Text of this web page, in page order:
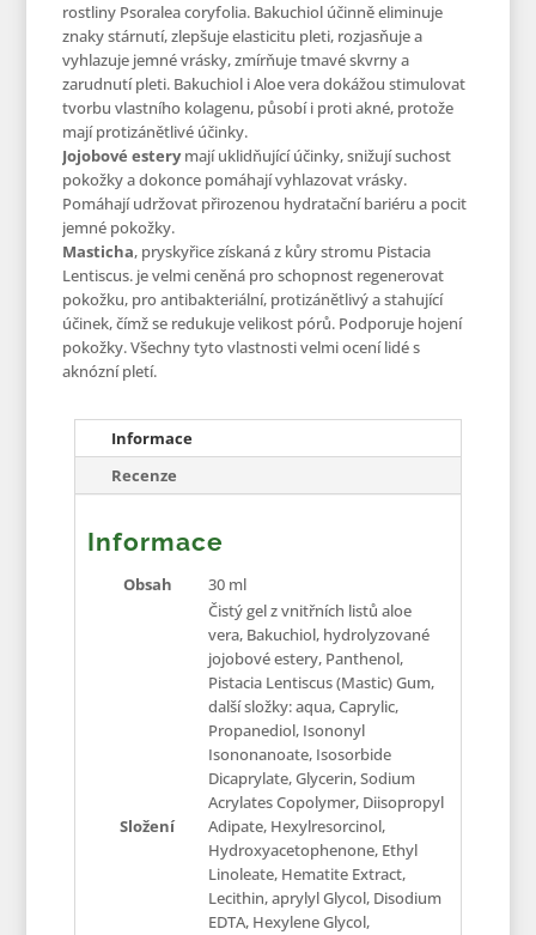
rostliny Psoralea coryfolia. Bakuchiol účinně eliminuje
znaky stárnutí, zlepšuje elasticitu pleti, rozjasňuje a
vyhlazuje jemné vrásky, zmírňuje tmavé skvrny a
zarudnutí pleti. Bakuchiol i Aloe vera dokážou stimulovat
tvorbu vlastního kolagenu, působí i proti akné, protože
mají protizánětlivé účinky.
Jojobové esterymají uklidňující účinky, snižují suchost
pokožky a dokonce pomáhají vyhlazovat vrásky.
Pomáhají udržovat přirozenou hydratační bariéru a pocit
jemné pokožky.
Masticha, pryskyřice získaná z kůry stromu Pistacia
Lentiscus. je velmi ceněná pro schopnost regenerovat
pokožku, pro antibakteriální, protizánětlivý a stahující
účinek, čímž se redukuje velikost pórů. Podporuje hojení
pokožky. Všechny tyto vlastnosti velmi ocení lidé s
aknózní pletí.
Informace
Recenze
Informace
Obsah 30 ml
Složení
Čistý gel z vnitřních listů aloe
vera, Bakuchiol, hydrolyzované
jojobové estery, Panthenol,
Pistacia Lentiscus (Mastic) Gum,
další složky: aqua, Caprylic,
Propanediol, Isononyl
Isononanoate, Isosorbide
Dicaprylate, Glycerin, Sodium
Acrylates Copolymer, Diisopropyl
Adipate, Hexylresorcinol,
Hydroxyacetophenone, Ethyl
Linoleate, Hematite Extract,
Lecithin, aprylyl Glycol, Disodium
EDTA, Hexylene Glycol,